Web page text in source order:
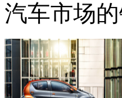
汽车市场